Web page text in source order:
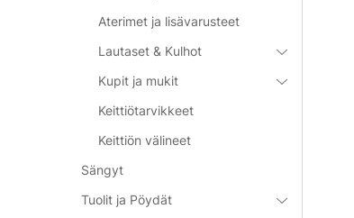
Aterimet ja lisävarusteet
Lautaset & Kulhot
Kupit ja mukit
Keittiötarvikkeet
Keittiön välineet
Sängyt
Tuolit ja Pöydät